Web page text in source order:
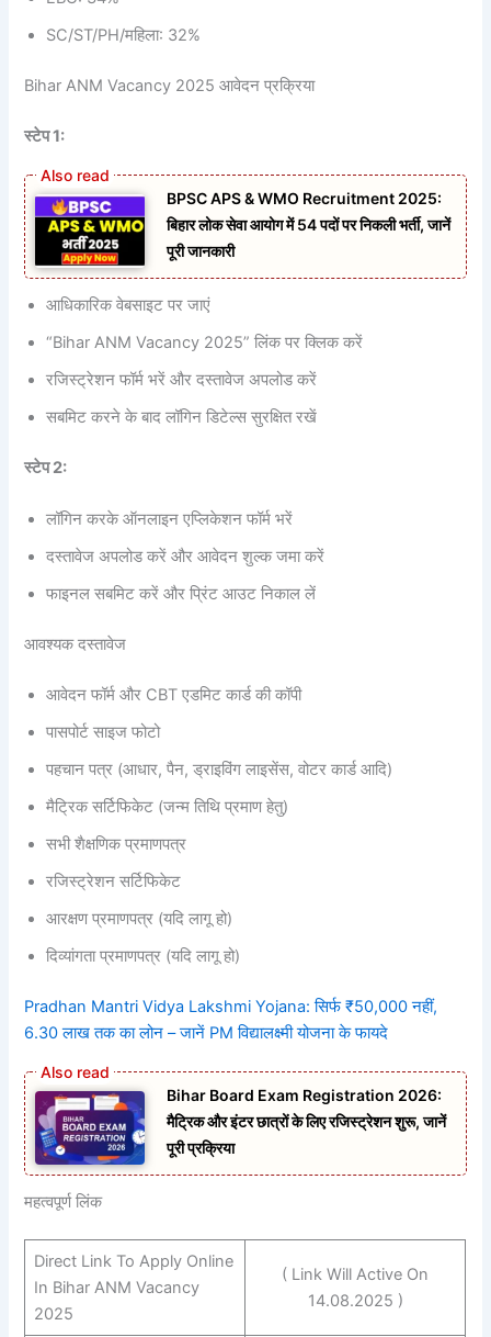
SC/ST/PH/महिला: 32%
Bihar ANM Vacancy 2025 आवेदन प्रक्रिया
स्टेप 1:
BPSC APS & WMO Recruitment 2025:
बिहार लोक सेवा आयोग में 54 पदों पर निकली भर्ती, जानें
पूरी जानकारी
आधिकारिक वेबसाइट पर जाएं
“Bihar ANM Vacancy 2025” लिंक पर क्लिक करें
रजिस्ट्रेशन फॉर्म भरें और दस्तावेज अपलोड करें
सबमिट करने के बाद लॉगिन डिटेल्स सुरक्षित रखें
स्टेप 2:
लॉगिन करके ऑनलाइन एप्लिकेशन फॉर्म भरें
दस्तावेज अपलोड करें और आवेदन शुल्क जमा करें
फाइनल सबमिट करें और प्रिंट आउट निकाल लें
आवश्यक दस्तावेज
आवेदन फॉर्म और CBT एडमिट कार्ड की कॉपी
पासपोर्ट साइज फोटो
पहचान पत्र (आधार, पैन, ड्राइविंग लाइसेंस, वोटर कार्ड आदि)
मैट्रिक सर्टिफिकेट (जन्म तिथि प्रमाण हेतु)
सभी शैक्षणिक प्रमाणपत्र
रजिस्ट्रेशन सर्टिफिकेट
आरक्षण प्रमाणपत्र (यदि लागू हो)
दिव्यांगता प्रमाणपत्र (यदि लागू हो)
Pradhan Mantri Vidya Lakshmi Yojana: सिर्फ ₹50,000 नहीं,
6.30 लाख तक का लोन – जानें PM विद्यालक्ष्मी योजना के फायदे
Bihar Board Exam Registration 2026:
मैट्रिक और इंटर छात्रों के लिए रजिस्ट्रेशन शुरू, जानें
पूरी प्रक्रिया
महत्वपूर्ण लिंक
Direct Link To Apply Online
In Bihar ANM Vacancy
2025
( Link Will Active On
14.08.2025 )